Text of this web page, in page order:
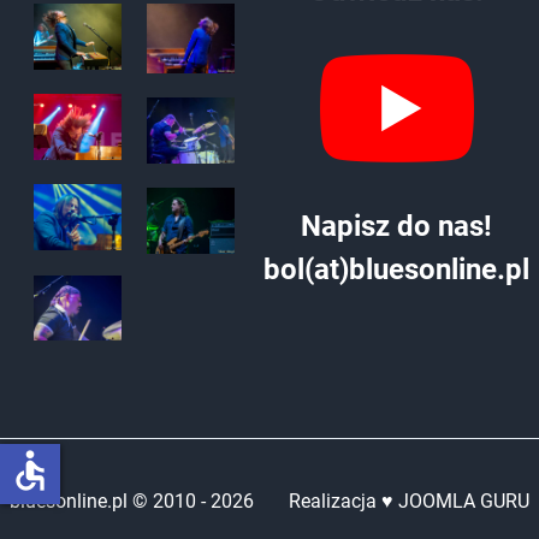
Napisz do nas!
bol(at)bluesonline.pl
bluesonline.pl © 2010 -2026 Realizacja ♥ JOOMLA GURU
accessible